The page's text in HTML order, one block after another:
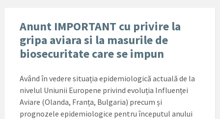
Anunt IMPORTANT cu privire la
gripa aviara si la masurile de
biosecuritate care se impun
Având în vedere situația epidemiologică actuală de la
nivelul Uniunii Europene privind evoluția Influenței
Aviare (Olanda, Franța, Bulgaria) precum și
prognozele epidemiologice pentru începutul anului